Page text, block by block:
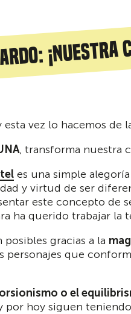
vez lo hacemos de
, transforma nuestra
es una simple
y virtud de ser
este concepto de
ha querido trabajar la
gracias a la
personajes que
o el
por hoy siguen